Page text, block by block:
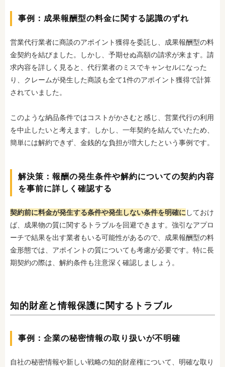
事例：成果報酬型の料金に関する認識のずれ
営業代行業者に商談のアポイント獲得を委託し、成果報酬型の料
金契約を結びました。しかし、予期せぬ高額の請求が来ます。請
求内容を詳しく見ると、代行業者のミスでキャンセルになった
り、クレームが発生した商談も全て1件のアポイント獲得で計算
されていました。
このような納品条件ではコストがかさむと感じ、営業代行の利用
を中止したいと考えます。しかし、一年契約を結んでいたため、
簡単には解約できず、金銭的な負担が増大したという事例です。
解決策：報酬の発生条件や解約についての契約内容
を事前に詳しく確認する
契約前に料金が発生する条件や発生しない条件を明確に しておけ
ば、成果物の質に関するトラブルを回避できます。強引なアプロ
ーチで結果を出す業者もいる可能性があるので、成果報酬型の料
金形態では、アポイントの質についても考慮が必要です。特に長
期契約の際は、解約条件も注意深く確認しましょう。
知的財産と情報保護に関するトラブル
事例：企業の秘密情報の取り扱いが不明確
自社の秘密情報や新しい戦略の知的財産権について、明確な取り